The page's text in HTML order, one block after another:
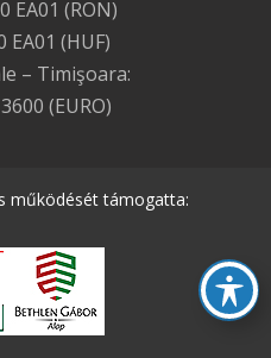
EA01 (RON)
EA01 (HUF)
– Timişoara:
(EURO)
működését támogatta: